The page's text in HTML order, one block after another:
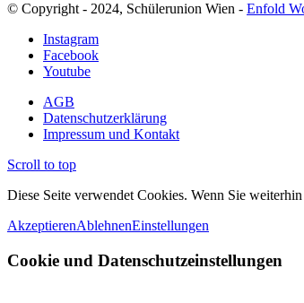
© Copyright - 2024, Schülerunion Wien - Enfold
Instagram
Facebook
Youtube
AGB
Datenschutzerklärung
Impressum und Kontakt
Scroll to top
Diese Seite verwendet Cookies. Wenn Sie
AkzeptierenAblehnenEinstellungen
Cookie und Datenschutzeinstellungen